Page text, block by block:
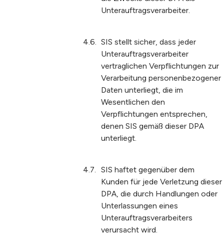
Unterauftragsverarbeiter.
SIS stellt sicher, dass jeder
Unterauftragsverarbeiter
vertraglichen Verpflichtungen zur
Verarbeitung personenbezogener
Daten unterliegt, die im
Wesentlichen den
Verpflichtungen entsprechen,
denen SIS gemäß dieser DPA
unterliegt.
SIS haftet gegenüber dem
Kunden für jede Verletzung dieser
DPA, die durch Handlungen oder
Unterlassungen eines
Unterauftragsverarbeiters
verursacht wird.